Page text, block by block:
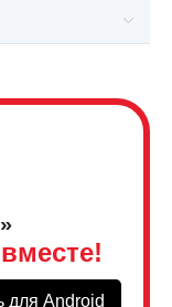
для Android